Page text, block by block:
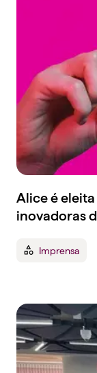
Alice é
inovadoras
Imprensa